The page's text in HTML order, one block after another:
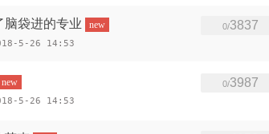
脑袋进的专业 new
5-26 14:53
0/3837
new
5-26 14:53
0/3987